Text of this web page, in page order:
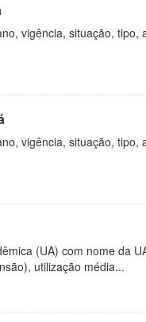
vigência, situação,
vigência, situação,
(UA) com nome da
utilização média...